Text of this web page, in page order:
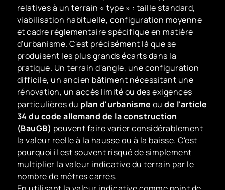
relatives à un terrain « type » : taille standard,
viabilisation habituelle, configuration moyenne
et cadre réglementaire spécifique en matière
d'urbanisme. C'est précisément là que se
produisent les plus grands écarts dans la
pratique. Un terrain d'angle, une configuration
difficile, un ancien bâtiment nécessitant une
rénovation, un accès limité ou des exigences
particulières du plan d'urbanisme oude l'article
34 du code allemand de la construction
(BauGB) peuvent faire varier considérablement
la valeur réelle à la hausse ou à la baisse. C'est
pourquoi il est souvent risqué de simplement
multiplier la valeur indicative du terrain par le
nombre de mètres carrés.